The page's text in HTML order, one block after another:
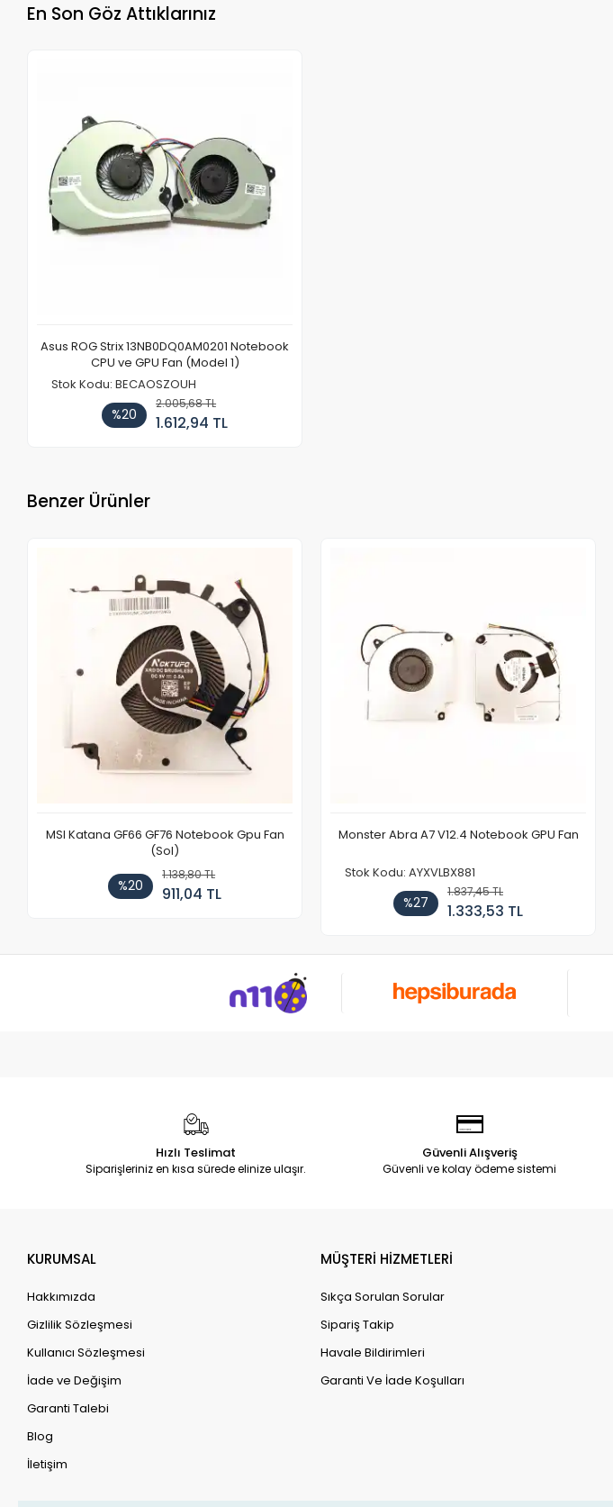
En Son Göz Attıklarınız
Asus ROG Strix 13NB0DQ0AM0201 Notebook
CPU ve GPU Fan (Model 1)
Stok Kodu: BECAOSZOUH
%20
2.005,68 TL
1.612,94 TL
Benzer Ürünler
MSI Katana GF66 GF76 Notebook Gpu Fan
(Sol)
%20
1.138,80 TL
911,04 TL
Monster Abra A7 V12.4 Notebook GPU Fan
Stok Kodu: AYXVLBX881
%27
1.837,45 TL
1.333,53 TL
Hızlı Teslimat
Siparişleriniz en kısa sürede elinize ulaşır.
Güvenli Alışveriş
Güvenli ve kolay ödeme sistemi
KURUMSAL
Hakkımızda
Gizlilik Sözleşmesi
Kullanıcı Sözleşmesi
İade ve Değişim
Garanti Talebi
Blog
İletişim
MÜŞTERİ HİZMETLERİ
Sıkça Sorulan Sorular
Sipariş Takip
Havale Bildirimleri
Garanti Ve İade Koşulları